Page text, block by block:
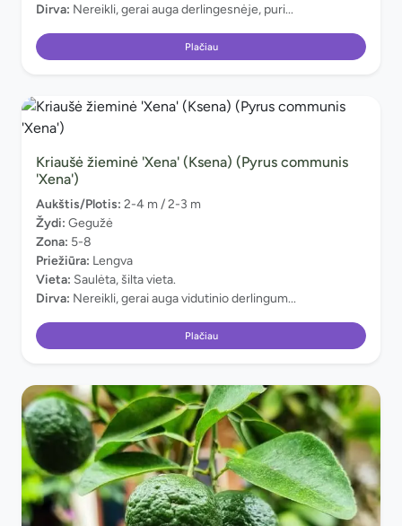
Dirva: Nereikli, gerai auga derlingesnėje, puri...
Plačiau
Kriaušė žieminė 'Xena' (Ksena) (Pyrus communis
'Xena')
Aukštis/Plotis: 2-4 m / 2-3 m
Žydi: Gegužė
Zona: 5-8
Priežiūra: Lengva
Vieta: Saulėta, šilta vieta.
Dirva: Nereikli, gerai auga vidutinio derlingum...
Plačiau